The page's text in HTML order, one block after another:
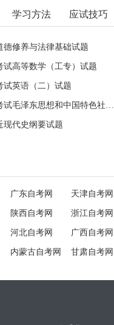
学习方法 应试技巧
德修养与法律基础试题
试高等数学（工专）试题
试英语（二）试题
全国2024年4月高等教育自学考试毛泽东思想和中国特色社会主义理论体系概论试题
现代史纲要试题
广东自考网 天津自考网
陕西自考网 浙江自考网
河北自考网 广西自考网
内蒙古自考网 甘肃自考网